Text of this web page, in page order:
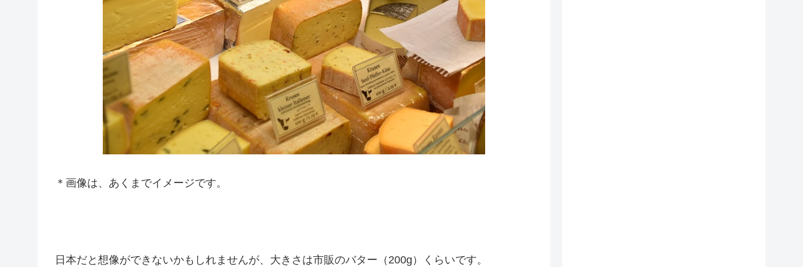
＊画像は、あくまでイメージです。
日本だと想像ができないかもしれませんが、大きさは市販のバター（200g）くらいです。